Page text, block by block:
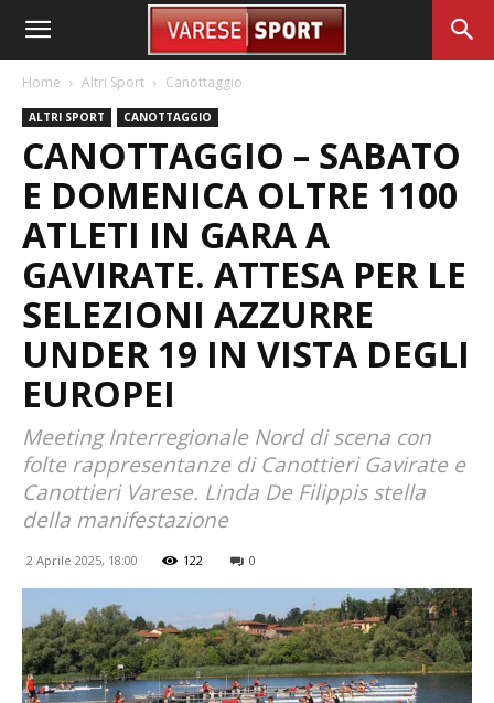
Home Altri Sport Canottaggio
ALTRI SPORT CANOTTAGGIO
CANOTTAGGIO – SABATO
E DOMENICA OLTRE 1100
ATLETI IN GARA A
GAVIRATE. ATTESA PER LE
SELEZIONI AZZURRE
UNDER 19 IN VISTA DEGLI
EUROPEI
Meeting Interregionale Nord di scena con
folte rappresentanze di Canottieri Gavirate e
Canottieri Varese. Linda De Filippis stella
della manifestazione
2 Aprile 2025, 18:00 122 0